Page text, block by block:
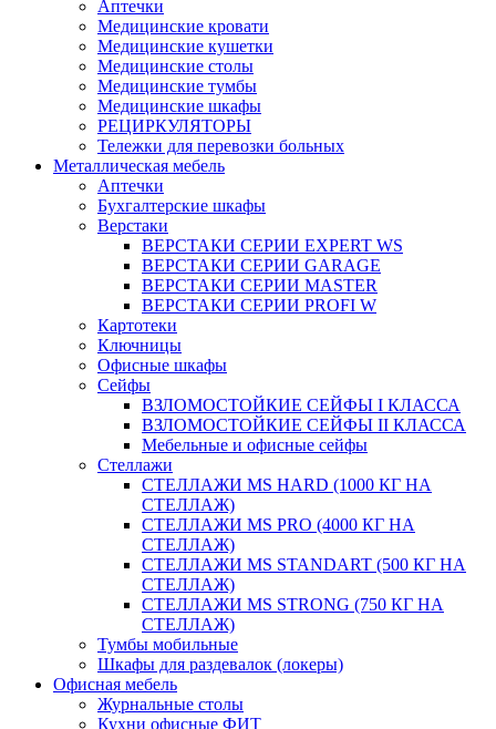
Аптечки
Медицинские кровати
Медицинские кушетки
Медицинские столы
Медицинские тумбы
Медицинские шкафы
РЕЦИРКУЛЯТОРЫ
Тележки для перевозки больных
Металлическая мебель
Аптечки
Бухгалтерские шкафы
Верстаки
ВЕРСТАКИ СЕРИИ EXPERT WS
ВЕРСТАКИ СЕРИИ GARAGE
ВЕРСТАКИ СЕРИИ MASTER
ВЕРСТАКИ СЕРИИ PROFI W
Картотеки
Ключницы
Офисные шкафы
Сейфы
ВЗЛОМОСТОЙКИЕ СЕЙФЫ I КЛАССА
ВЗЛОМОСТОЙКИЕ СЕЙФЫ II КЛАССА
Мебельные и офисные сейфы
Стеллажи
СТЕЛЛАЖИ MS HARD (1000 КГ НА
СТЕЛЛАЖ)
СТЕЛЛАЖИ MS PRO (4000 КГ НА
СТЕЛЛАЖ)
СТЕЛЛАЖИ MS STANDART (500 КГ НА
СТЕЛЛАЖ)
СТЕЛЛАЖИ MS STRONG (750 КГ НА
СТЕЛЛАЖ)
Тумбы мобильные
Шкафы для раздевалок (локеры)
Офисная мебель
Журнальные столы
Кухни офисные ФИТ